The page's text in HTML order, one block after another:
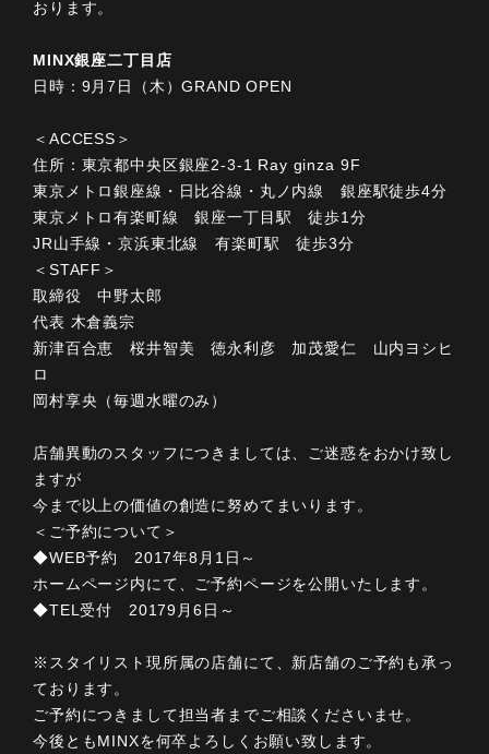
おります。
MINX銀座二丁目店
日時：9月7日（木）GRAND OPEN
＜ACCESS＞
住所：東京都中央区銀座2-3-1 Ray ginza 9F
東京メトロ銀座線・日比谷線・丸ノ内線 銀座駅徒歩4分
東京メトロ有楽町線 銀座一丁目駅 徒歩1分
JR山手線・京浜東北線 有楽町駅 徒歩3分
＜STAFF＞
取締役 中野太郎
代表 木倉義宗
新津百合恵 桜井智美 徳永利彦 加茂愛仁 山内ヨシヒ
ロ
岡村享央（毎週水曜のみ）
店舗異動のスタッフにつきましては、ご迷惑をおかけ致し
ますが
今まで以上の価値の創造に努めてまいります。
＜ご予約について＞
◆WEB予約 2017年8月1日～
ホームページ内にて、ご予約ページを公開いたします。
◆TEL受付 20179月6日～
※スタイリスト現所属の店舗にて、新店舗のご予約も承っ
ております。
ご予約につきまして担当者までご相談くださいませ。
今後ともMINXを何卒よろしくお願い致します。